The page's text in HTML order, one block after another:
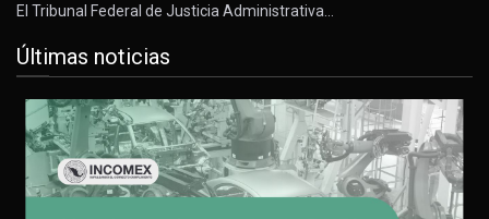
El Tribunal Federal de Justicia Administrativa…
Últimas noticias